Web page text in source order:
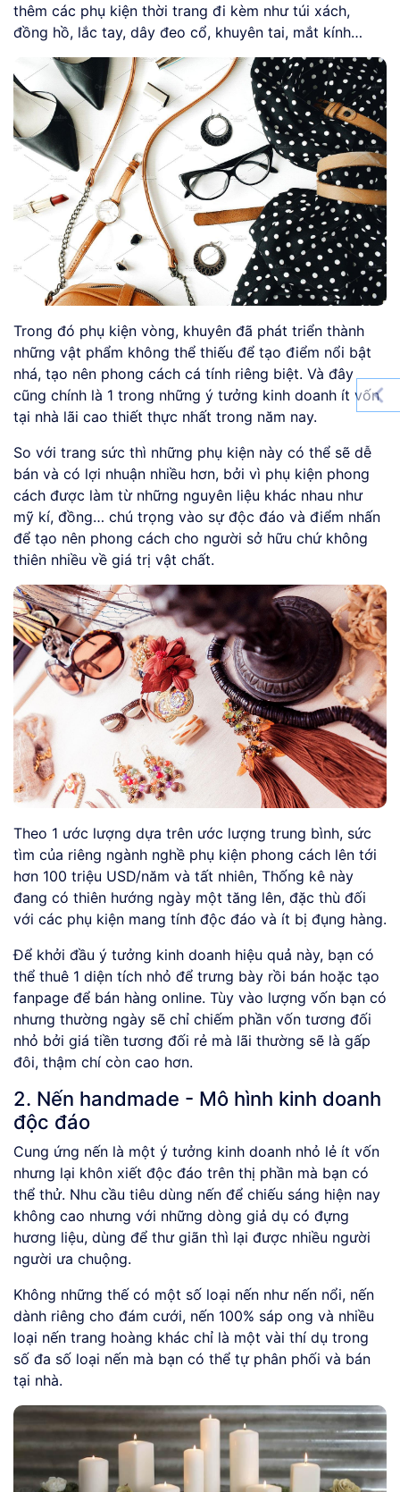
thêm các phụ kiện thời trang đi kèm như túi xách,
đồng hồ, lắc tay, dây đeo cổ, khuyên tai, mắt kính…
Trong đó phụ kiện vòng, khuyên đã phát triển thành
những vật phẩm không thể thiếu để tạo điểm nổi bật
nhá, tạo nên phong cách cá tính riêng biệt. Và đây
cũng chính là 1 trong những ý tưởng kinh doanh ít vốn
tại nhà lãi cao thiết thực nhất trong năm nay.
So với trang sức thì những phụ kiện này có thể sẽ dễ
bán và có lợi nhuận nhiều hơn, bởi vì phụ kiện phong
cách được làm từ những nguyên liệu khác nhau như
mỹ kí, đồng… chú trọng vào sự độc đáo và điểm nhấn
để tạo nên phong cách cho người sở hữu chứ không
thiên nhiều về giá trị vật chất.
Theo 1 ước lượng dựa trên ước lượng trung bình, sức
tìm của riêng ngành nghề phụ kiện phong cách lên tới
hơn 100 triệu USD/năm và tất nhiên, Thống kê này
đang có thiên hướng ngày một tăng lên, đặc thù đối
với các phụ kiện mang tính độc đáo và ít bị đụng hàng.
Để khởi đầu ý tưởng kinh doanh hiệu quả này, bạn có
thể thuê 1 diện tích nhỏ để trưng bày rồi bán hoặc tạo
fanpage để bán hàng online. Tùy vào lượng vốn bạn có
nhưng thường ngày sẽ chỉ chiếm phần vốn tương đối
nhỏ bởi giá tiền tương đối rẻ mà lãi thường sẽ là gấp
đôi, thậm chí còn cao hơn.
2. Nến handmade - Mô hình kinh doanh
độc đáo
Cung ứng nến là một ý tưởng kinh doanh nhỏ lẻ ít vốn
nhưng lại khôn xiết độc đáo trên thị phần mà bạn có
thể thử. Nhu cầu tiêu dùng nến để chiếu sáng hiện nay
không cao nhưng với những dòng giả dụ có đựng
hương liệu, dùng để thư giãn thì lại được nhiều người
người ưa chuộng.
Không những thế có một số loại nến như nến nổi, nến
dành riêng cho đám cưới, nến 100% sáp ong và nhiều
loại nến trang hoàng khác chỉ là một vài thí dụ trong
số đa số loại nến mà bạn có thể tự phân phối và bán
tại nhà.